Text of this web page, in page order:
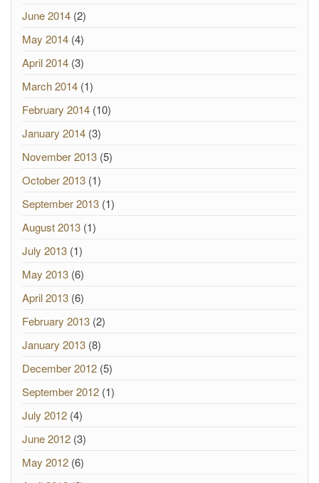
June 2014 (2)
May 2014 (4)
April 2014 (3)
March 2014 (1)
February 2014 (10)
January 2014 (3)
November 2013 (5)
October 2013 (1)
September 2013 (1)
August 2013 (1)
July 2013 (1)
May 2013 (6)
April 2013 (6)
February 2013 (2)
January 2013 (8)
December 2012 (5)
September 2012 (1)
July 2012 (4)
June 2012 (3)
May 2012 (6)